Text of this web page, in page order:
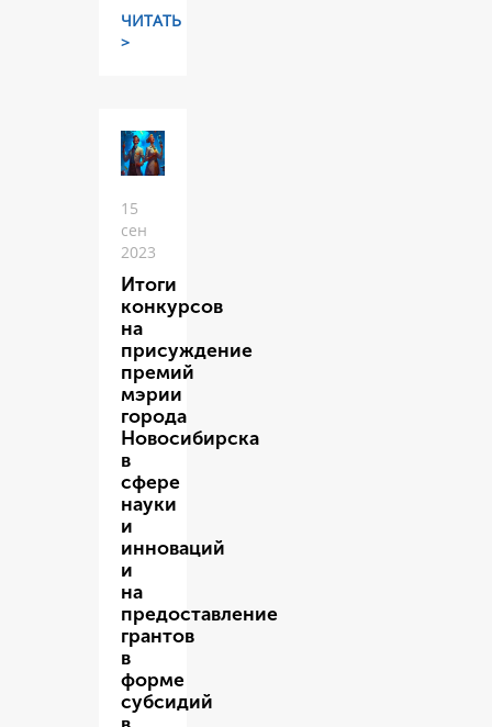
ЧИТАТЬ
>
15
сен
2023
Итоги
конкурсов
на
присуждение
премий
мэрии
города
Новосибирска
в
сфере
науки
и
инноваций
и
на
предоставление
грантов
в
форме
субсидий